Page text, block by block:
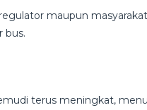
maupun
bus.
terus meningkat,